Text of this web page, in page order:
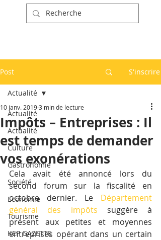
Post S'inscrire
Actualité
Actualité
Culture
Gastronomie
Société
Economie
Tourisme
KEP GAZETTE
Actualité
Impôts – Entreprises : Il
est temps de demander
vos exonérations
10 janv. 20193 min de lecture
Cela avait été annoncé lors du
second forum sur la fiscalité en
octobre dernier. Le Département
général des impôts suggère à
présent aux petites et moyennes
entreprises opérant dans un certain